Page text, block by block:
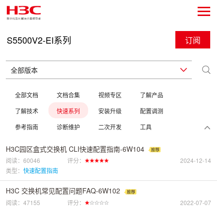
S5500V2-EI系列 订阅
全部文档 文档合集 视频专区
了解产品
了解技术
快速系列 安装升级
配置调测
参考指南
诊断维护 二次开发 工具
H3C园区盒式交换机 CLI快速配置指南-6W104
阅读：60046 评分：
2024-12-14
类型： 快速配置指南
H3C 交换机常见配置问题FAQ-6W102
阅读：47155 评分：
2022-07-07